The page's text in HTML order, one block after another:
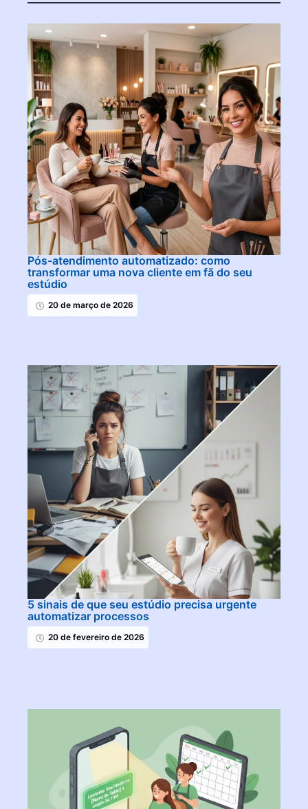
Pós-atendimento automatizado: como
transformar uma nova cliente em fã do seu
estúdio
20 de março de 2026
5 sinais de que seu estúdio precisa urgente
automatizar processos
20 de fevereiro de 2026